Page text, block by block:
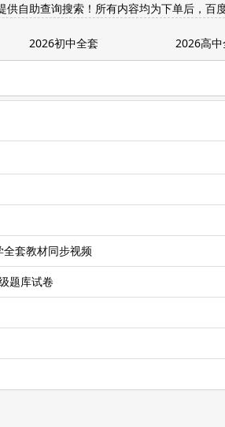
自助查询搜索！所有内容均为下单后，百
2026初中全套 2026高中
套教材同步视频
题库试卷